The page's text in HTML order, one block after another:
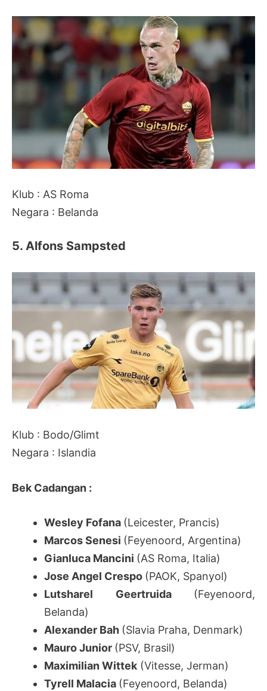
Klub : AS Roma
Negara : Belanda
5. Alfons Sampsted
Klub : Bodo/Glimt
Negara : Islandia
Bek Cadangan :
Wesley Fofana (Leicester, Prancis)
Marcos Senesi (Feyenoord, Argentina)
Gianluca Mancini (AS Roma, Italia)
Jose Angel Crespo (PAOK, Spanyol)
Lutsharel Geertruida (Feyenoord,
Belanda)
Alexander Bah (Slavia Praha, Denmark)
Mauro Junior (PSV, Brasil)
Maximilian Wittek (Vitesse, Jerman)
Tyrell Malacia (Feyenoord, Belanda)